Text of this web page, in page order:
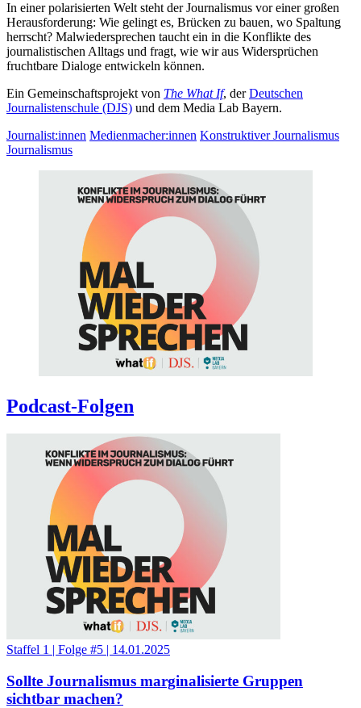
In einer polarisierten Welt steht der Journalismus vor einer großen
Herausforderung: Wie gelingt es, Brücken zu bauen, wo Spaltung
herrscht? Malwiedersprechen taucht ein in die Konflikte des
journalistischen Alltags und fragt, wie wir aus Widersprüchen
fruchtbare Dialoge entwickeln können.
Ein Gemeinschaftsprojekt von The What If, derDeutschen
Journalistenschule (DJS) und dem Media Lab Bayern.
Journalist:innen Medienmacher:innen Konstruktiver Journalismus
Journalismus
Podcast-Folgen
Staffel 1 | Folge #5 | 14.01.2025
Sollte Journalismus marginalisierte Gruppen
sichtbar machen?